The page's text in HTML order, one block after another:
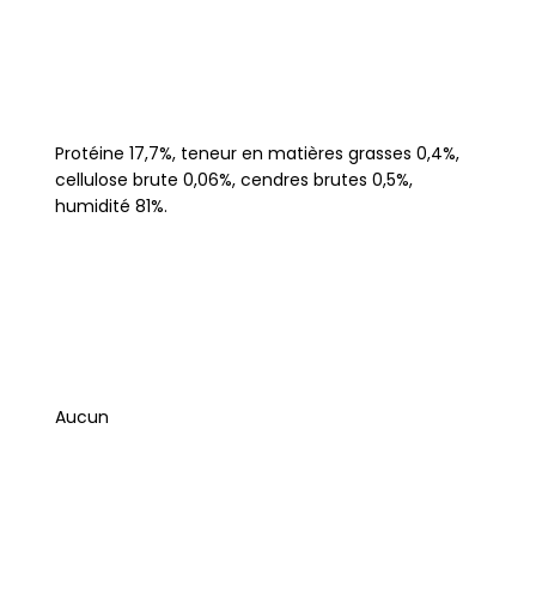
Protéine 17,7%, teneur en matières grasses 0,4%,
cellulose brute 0,06%, cendres brutes 0,5%,
humidité 81%.
Aucun